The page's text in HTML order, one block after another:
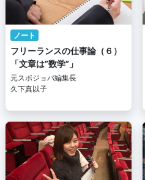
ノート
フリーランスの仕事論（６）
「文章は”数学”」
元スポジョバ編集長
久下真以子